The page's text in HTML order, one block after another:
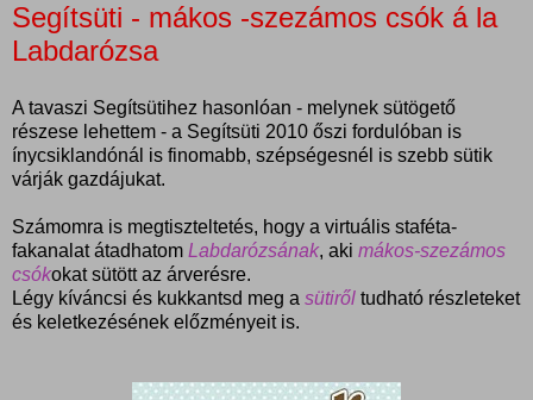
Segítsüti - mákos -szezámos csók á la
Labdarózsa
A tavaszi Segítsütihez hasonlóan - melynek sütögető
részese lehettem - a Segítsüti 2010 őszi fordulóban is
ínycsiklandónál is finomabb, szépségesnél is szebb sütik
várják gazdájukat.
Számomra is megtiszteltetés, hogy a virtuális staféta-
fakanalat átadhatom Labdarózsának, aki mákos-szezámos
csókokat sütött az árverésre.
Légy kíváncsi és kukkantsd meg a sütiről tudható részleteket
és keletkezésének előzményeit is.